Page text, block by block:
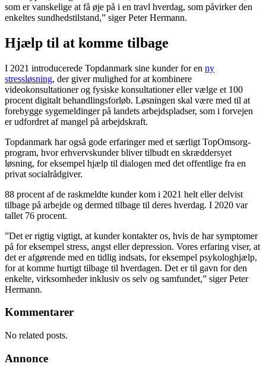
som er vanskelige at få øje på i en travl hverdag, som påvirker den
enkeltes sundhedstilstand,” siger Peter Hermann.
Hjælp til at komme tilbage
I 2021 introducerede Topdanmark sine kunder for en ny
stressløsning, der giver mulighed for at kombinere
videokonsultationer og fysiske konsultationer eller vælge et 100
procent digitalt behandlingsforløb. Løsningen skal være med til at
forebygge sygemeldinger på landets arbejdspladser, som i forvejen
er udfordret af mangel på arbejdskraft.
Topdanmark har også gode erfaringer med et særligt TopOmsorg-
program, hvor erhvervskunder bliver tilbudt en skræddersyet
løsning, for eksempel hjælp til dialogen med det offentlige fra en
privat socialrådgiver.
88 procent af de raskmeldte kunder kom i 2021 helt eller delvist
tilbage på arbejde og dermed tilbage til deres hverdag. I 2020 var
tallet 76 procent.
”Det er rigtig vigtigt, at kunder kontakter os, hvis de har symptomer
på for eksempel stress, angst eller depression. Vores erfaring viser, at
det er afgørende med en tidlig indsats, for eksempel psykologhjælp,
for at komme hurtigt tilbage til hverdagen. Det er til gavn for den
enkelte, virksomheder inklusiv os selv og samfundet,” siger Peter
Hermann.
Kommentarer
No related posts.
Annonce